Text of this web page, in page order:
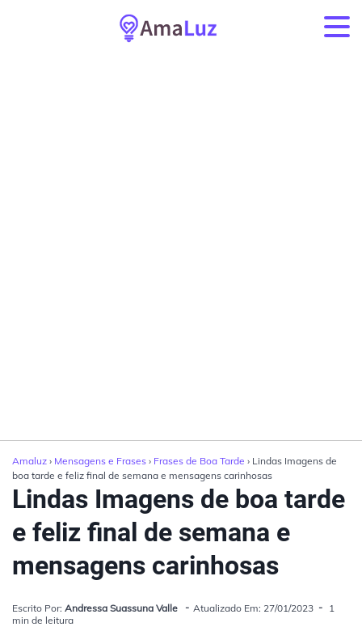
Amaluz › Mensagens e Frases › Frases de Boa Tarde › Lindas Imagens de
boa tarde e feliz final de semana e mensagens carinhosas
Lindas Imagens de boa tarde
e feliz final de semana e
mensagens carinhosas
Escrito Por: Andressa Suassuna Valle Atualizado Em: 27/01/2023
1
min de leitura